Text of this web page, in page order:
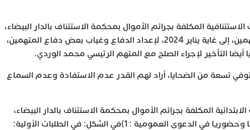
المكلفة بجرائم الأموال بمحكمة الاستئناف بالدار البيضاء،
النظر في قضية المتهمين، إلى غاية يناير 2024، لإعداد الدفاع وغياب بعض دفاع المتهمين،
التأخير لإجراء الصلح مع المتهم الرئيسي محمد الوردي.
توفي تسعة من الضحايا، أراد لهم القدر عدم الاستفادة وعدم السماع
المكلفة بجرائم الأموال بمحكمة الاستئناف بالدار البيضاء،
ان صرحت علنيا ابتدائيا وحضوريا في الدعوى العمومية : 1)في الشكل: في الطلبات الأولية: